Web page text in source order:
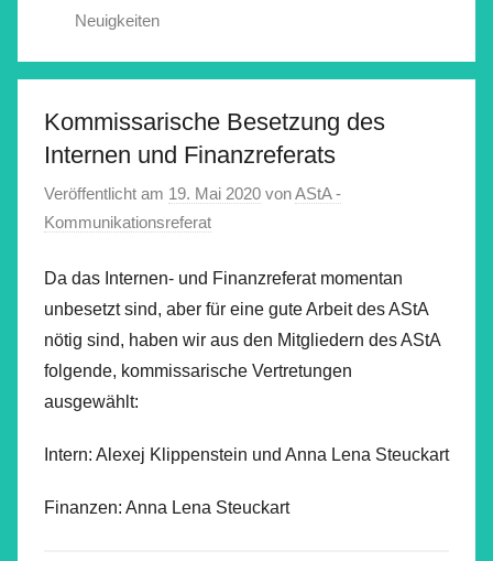
Neuigkeiten
Kommissarische Besetzung des
Internen und Finanzreferats
Veröffentlicht am 19. Mai 2020 vonAStA -
Kommunikationsreferat
Da das Internen- und Finanzreferat momentan
unbesetzt sind, aber für eine gute Arbeit des AStA
nötig sind, haben wir aus den Mitgliedern des AStA
folgende, kommissarische Vertretungen
ausgewählt:
Intern: Alexej Klippenstein und Anna Lena Steuckart
Finanzen: Anna Lena Steuckart